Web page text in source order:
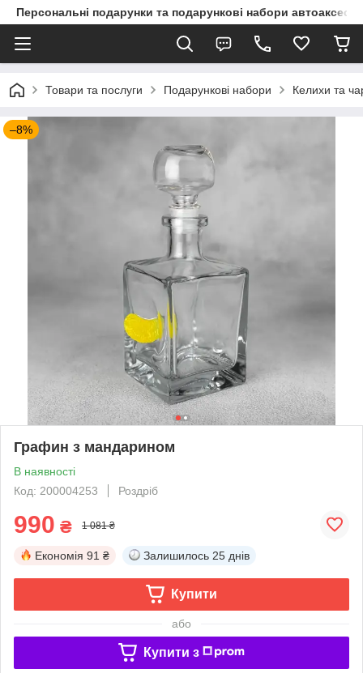
Персональні подарунки та подарункові набори
Товари та послуги Подарункові набори Келихи та
–8%
Графин з мандарином
В наявності
Код: 200004253
Роздріб
990 ₴ 1 081 ₴
Економія 91 ₴ Залишилось 25 днів
Купити
або
Купити з